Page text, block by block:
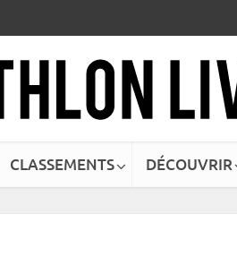
CLASSEMENTS DÉCOUVRIR